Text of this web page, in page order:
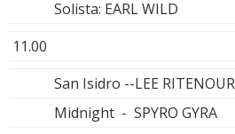
Solista: EARL WILD
11.00
San Isidro --LEE
Midnight - SPYRO GYRA